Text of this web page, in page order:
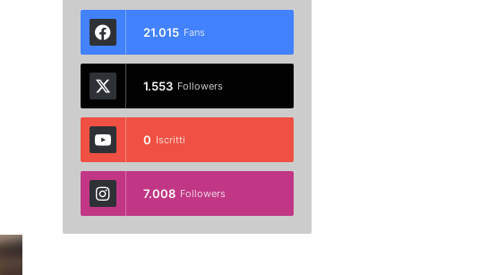
21.015 Fans
1.553 Followers
0 Iscritti
7.008 Followers